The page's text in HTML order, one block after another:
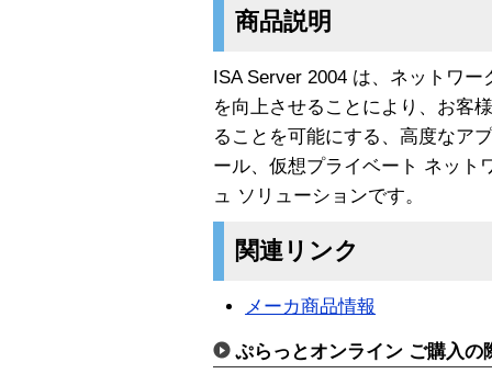
商品説明
ISA Server 2004 は、ネットワ
を向上させることにより、お客
ることを可能にする、高度なア
ール、仮想プライベート ネット
ュ ソリューションです。
関連リンク
メーカ商品情報
ぷらっとオンライン ご購入の